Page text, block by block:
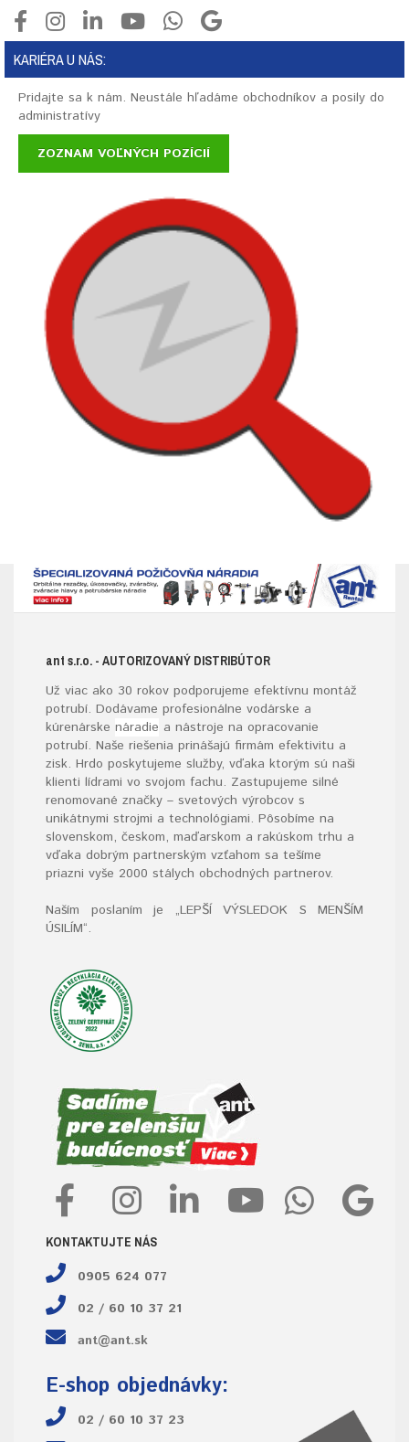
KARIÉRA U NÁS:
Pridajte sa k nám. Neustále hľadáme obchodníkov a posily do
administratívy
ZOZNAM VOĽNÝCH POZÍCIÍ
ant s.r.o. - AUTORIZOVANÝ DISTRIBÚTOR
Už viac ako 30 rokov podporujeme efektívnu montáž
potrubí. Dodávame profesionálne vodárske a
kúrenárske náradie a nástroje na opracovanie
potrubí. Naše riešenia prinášajú firmám efektivitu a
zisk. Hrdo poskytujeme služby, vďaka ktorým sú naši
klienti lídrami vo svojom fachu. Zastupujeme silné
renomované značky – svetových výrobcov s
unikátnymi strojmi a technológiami. Pôsobíme na
slovenskom, českom, maďarskom a rakúskom trhu a
vďaka dobrým partnerským vzťahom sa tešíme
priazni vyše 2000 stálych obchodných partnerov.
Naším poslaním je „LEPŠÍ VÝSLEDOK S MENŠÍM
ÚSILÍM“.
KONTAKTUJTE NÁS
0905 624 077
02 / 60 10 37 21
ant@ant.sk
E-shop objednávky:
02 / 60 10 37 23